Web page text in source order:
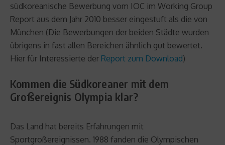
südkoreanische Bewerbung vom IOC im Working Group
Report aus dem Jahr 2010 besser eingestuft als die von
München (Die Bewerbungen der beiden Städte wurden
übrigens in fast allen Bereichen ähnlich gut bewertet.
Hier für Interessierte der Report zum Download)
Kommen die Südkoreaner mit dem
Großereignis Olympia klar?
Das Land hat bereits Erfahrungen mit
Sportgroßereignissen. 1988 fanden die Olympischen